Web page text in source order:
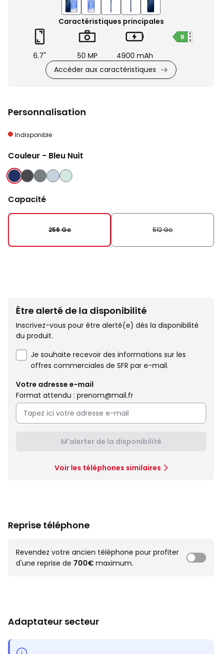
Caractéristiques principales
6.7" 50 MP
4900 mAh
Accéder aux caractéristiques
Personnalisation
Indisponible
Couleur - Bleu Nuit
BLEU NUIT NOIR BLEU CLAIR VERT D'EAU
Capacité
256 Go 512 Go
Être alerté de la disponibilité
Inscrivez-vous pour être alerté(e) dès la disponibilité
du produit.
Je souhaite recevoir des informations sur les
offres commerciales de SFR par e-mail.
Votre adresse e-mail
Format attendu : prenom@mail.fr
M'alerter de la disponibilité
Voir les téléphones similaires
Reprise téléphone
Revendez votre ancien téléphone pour profiter
d'une reprise de 700€ maximum.
Adaptateur secteur